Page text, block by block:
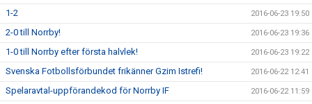
1-2 2016-06-23 19:50
2-0 till Norrby! 2016-06-23 19:36
1-0 till Norrby efter första halvlek! 2016-06-23 19:22
Svenska Fotbollsförbundet frikänner Gzim Istrefi! 2016-06-22 12:41
Spelaravtal-uppförandekod för Norrby IF 2016-06-22 11:59